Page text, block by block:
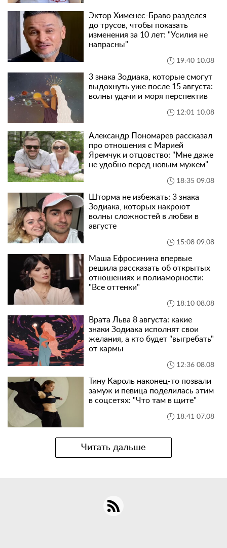
Эктор Хименес-Браво разделся
до трусов, чтобы показать
изменения за 10 лет: "Усилия не
напрасны"
19:40 10.08
3 знака Зодиака, которые смогут
выдохнуть уже после 15 августа:
волны удачи и моря перспектив
12:01 10.08
Александр Пономарев рассказал
про отношения с Марией
Яремчук и отцовство: "Мне даже
не удобно перед новым мужем"
18:35 09.08
Шторма не избежать: 3 знака
Зодиака, которых накроют
волны сложностей в любви в
августе
15:08 09.08
Маша Ефросинина впервые
решила рассказать об открытых
отношениях и полиаморности:
"Все оттенки"
18:10 08.08
Врата Льва 8 августа: какие
знаки Зодиака исполнят свои
желания, а кто будет "выгребать"
от кармы
12:36 08.08
Тину Кароль наконец-то позвали
замуж и певица поделилась этим
в соцсетях: "Что там в щите"
18:41 07.08
Читать дальше